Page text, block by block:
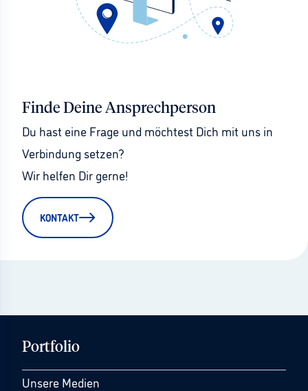
Finde Deine Ansprechperson
Du hast eine Frage und möchtest Dich mit uns in
Verbindung setzen?
Wir helfen Dir gerne!
KONTAKT
Portfolio
Unsere Medien